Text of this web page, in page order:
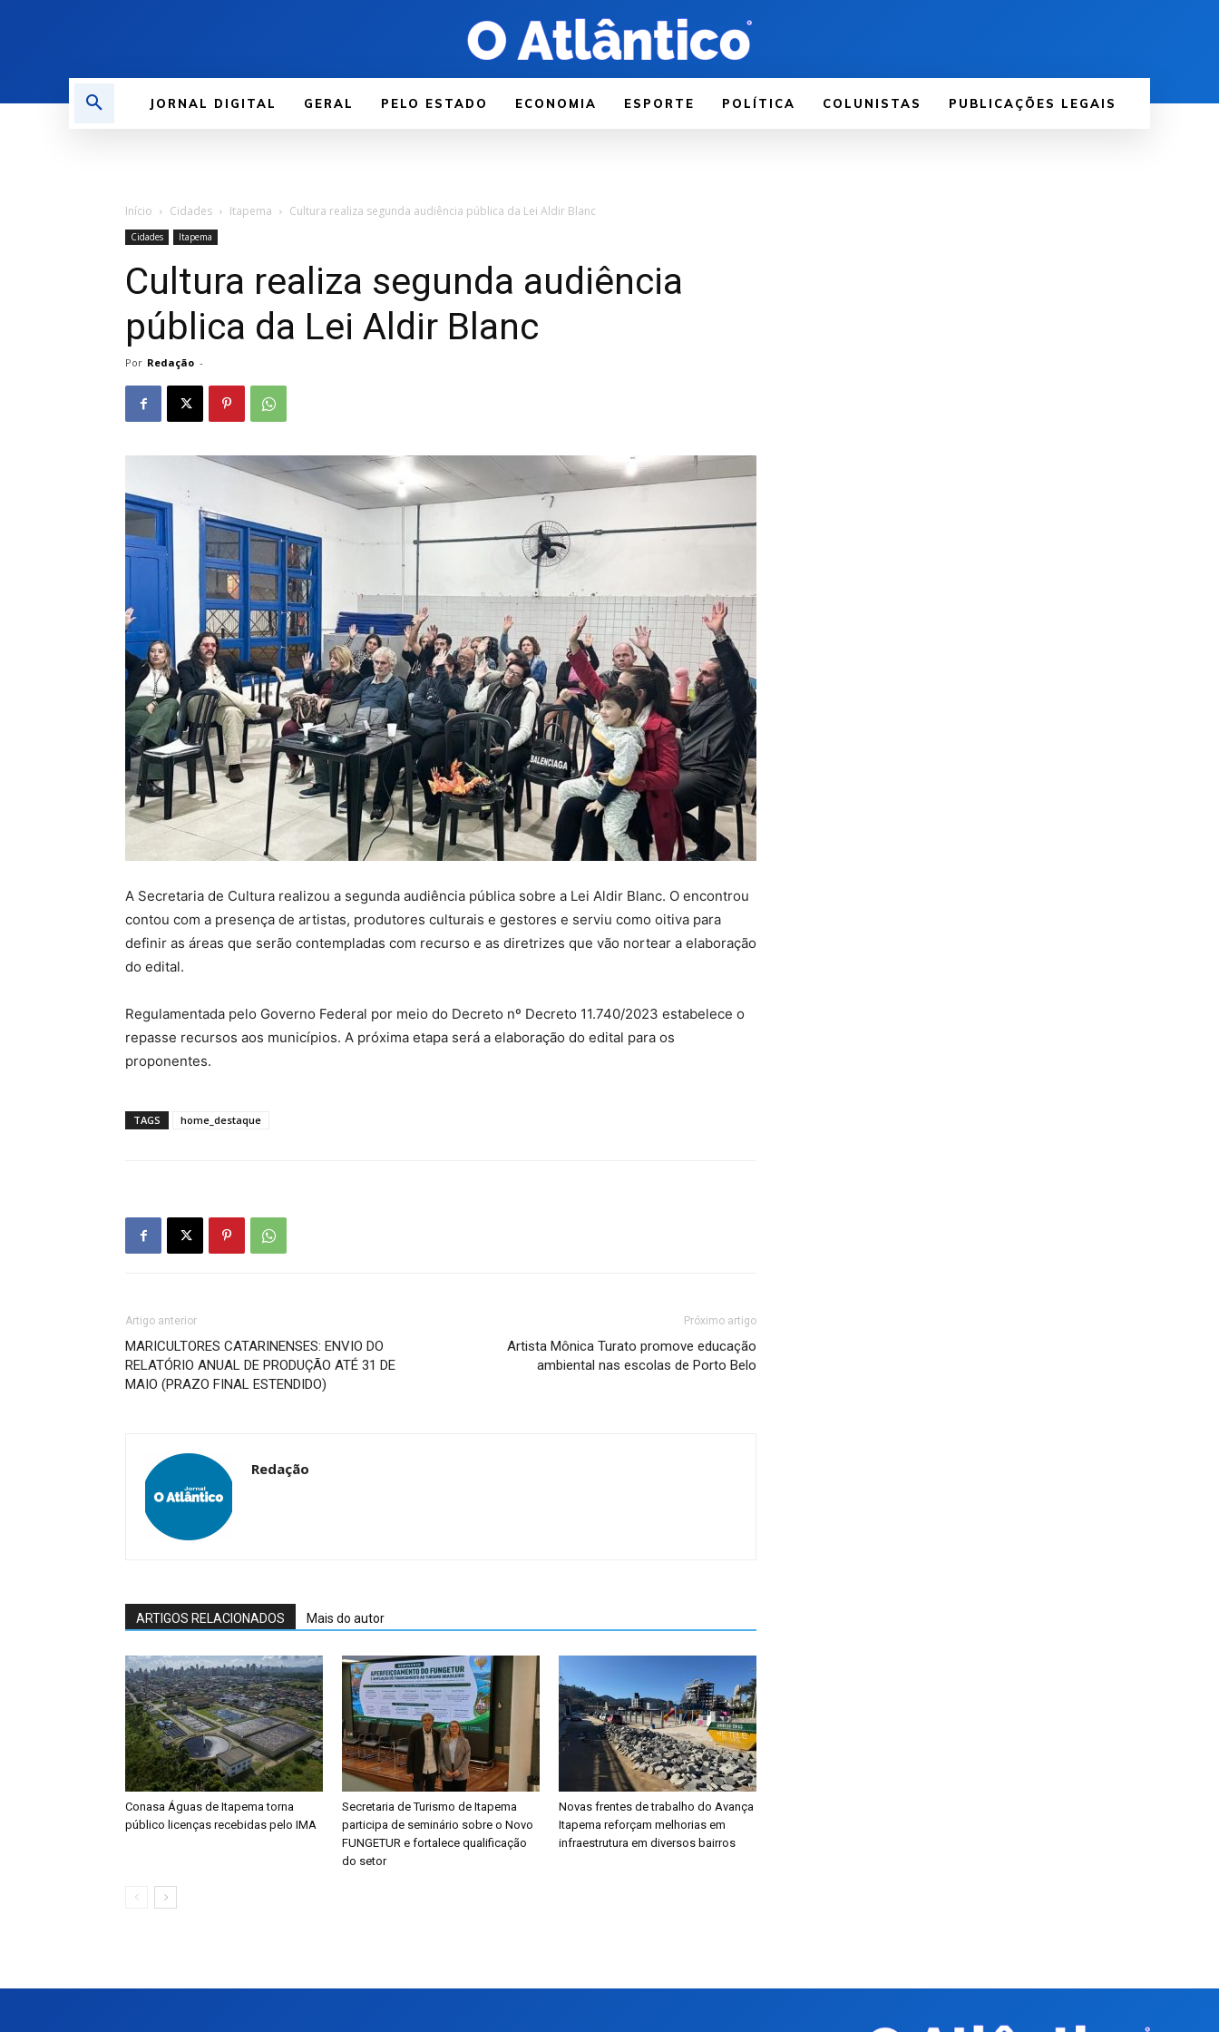
JORNAL DIGITAL GERAL PELO ESTADO ECONOMIA ESPORTE POLÍTICA COLUNISTAS PUBLICAÇÕES LEGAIS
Início Cidades Itapema Cultura realiza segunda audiência pública da Lei Aldir Blanc
Cidades Itapema
Cultura realiza segunda audiência
pública da Lei Aldir Blanc
Por Redação -
A Secretaria de Cultura realizou a segunda audiência pública sobre a Lei Aldir Blanc. O encontrou
contou com a presença de artistas, produtores culturais e gestores e serviu como oitiva para
definir as áreas que serão contempladas com recurso e as diretrizes que vão nortear a elaboração
do edital.
Regulamentada pelo Governo Federal por meio do Decreto nº Decreto 11.740/2023 estabelece o
repasse recursos aos municípios. A próxima etapa será a elaboração do edital para os
proponentes.
TAGS home_destaque
Artigo anterior
MARICULTORES CATARINENSES: ENVIO DO
RELATÓRIO ANUAL DE PRODUÇÃO ATÉ 31 DE
MAIO (PRAZO FINAL ESTENDIDO)
Próximo artigo
Artista Mônica Turato promove educação
ambiental nas escolas de Porto Belo
Redação
ARTIGOS RELACIONADOS Mais do autor
Conasa Águas de Itapema torna
público licenças recebidas pelo IMA
Secretaria de Turismo de Itapema
participa de seminário sobre o Novo
FUNGETUR e fortalece qualificação
do setor
Novas frentes de trabalho do Avança
Itapema reforçam melhorias em
infraestrutura em diversos bairros